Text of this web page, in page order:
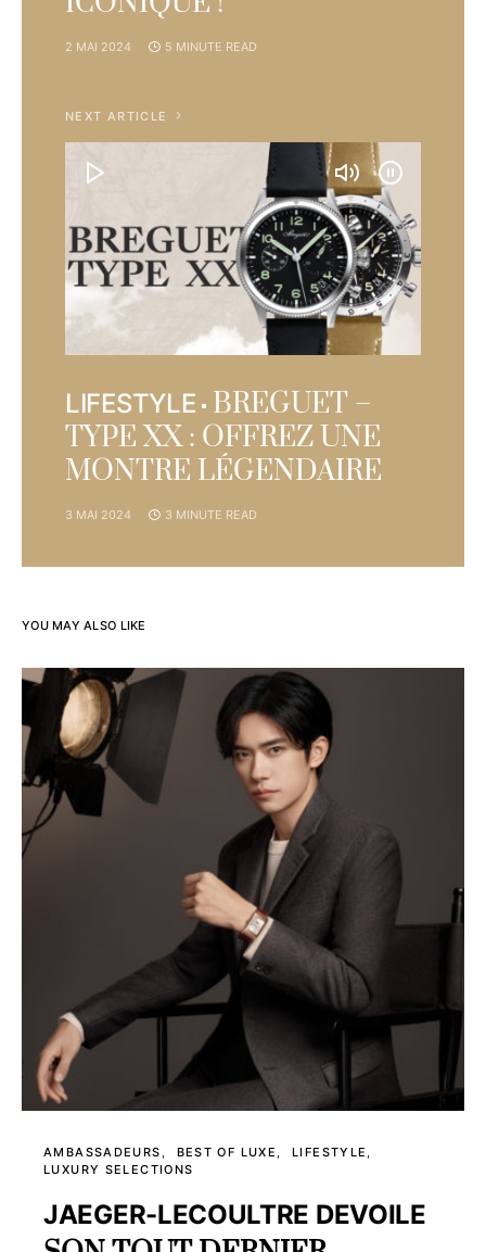
2 MAI 2024 5 MINUTE READ
NEXT ARTICLE
LIFESTYLE BREGUET –
TYPE XX : OFFREZ UNE
MONTRE LÉGENDAIRE
3 MAI 2024 3 MINUTE READ
YOU MAY ALSO LIKE
AMBASSADEURS BEST OF LUXE
LIFESTYLE
LUXURY SELECTIONS
JAEGER-LECOULTRE DEVOILE